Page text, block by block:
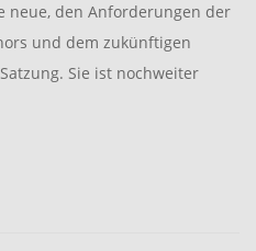
neue, den Anforderungen der
und dem zukünftigen
Sie ist nochweiter